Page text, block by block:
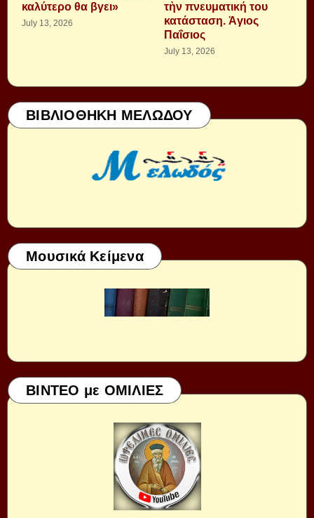
καλύτερο θα βγει»
July 13, 2026
τὴν πνευματική του
κατάσταση. Ἁγιος
Παΐσιος
July 13, 2026
ΒΙΒΛΙΟΘΗΚΗ ΜΕΛΩΔΟΥ
Μουσικά Κείμενα
ΒΙΝΤΕΟ με ΟΜΙΛΙΕΣ